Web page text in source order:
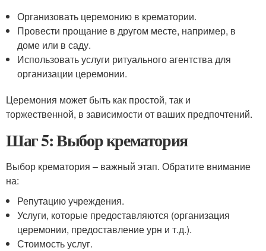
Организовать церемонию в крематории.
Провести прощание в другом месте, например, в
доме или в саду.
Использовать услуги ритуального агентства для
организации церемонии.
Церемония может быть как простой, так и
торжественной, в зависимости от ваших предпочтений.
Шаг 5: Выбор крематория
Выбор крематория – важный этап. Обратите внимание
на:
Репутацию учреждения.
Услуги, которые предоставляются (организация
церемонии, предоставление урн и т.д.).
Стоимость услуг.